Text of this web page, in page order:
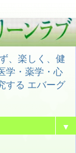
、楽しく、健
学・薬学・心
する エバーグ
▼